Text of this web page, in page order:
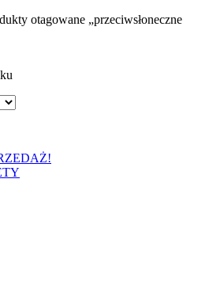
otagowane „przeciwsłoneczne